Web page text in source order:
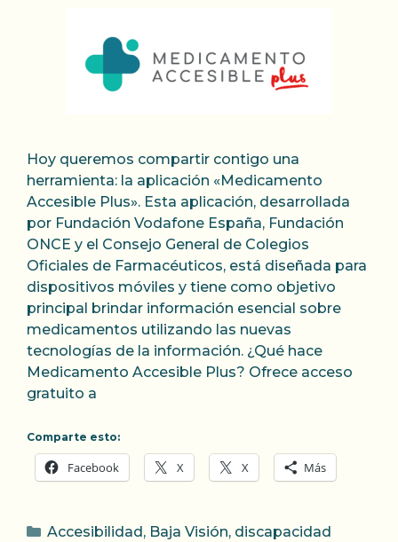
Hoy queremos compartir contigo una
herramienta: la aplicación «Medicamento
Accesible Plus». Esta aplicación, desarrollada
por Fundación Vodafone España, Fundación
ONCE y el Consejo General de Colegios
Oficiales de Farmacéuticos, está diseñada para
dispositivos móviles y tiene como objetivo
principal brindar información esencial sobre
medicamentos utilizando las nuevas
tecnologías de la información. ¿Qué hace
Medicamento Accesible Plus? Ofrece acceso
gratuito a
Comparte esto:
Facebook X X Más
Categorías
Accesibilidad , Baja Visión, discapacidad